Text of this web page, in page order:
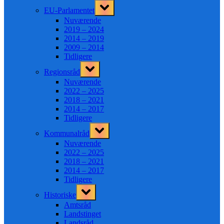
EU-Parlamentet
Toggle
sub-
menu
Nuværende
2019 – 2024
2014 – 2019
2009 – 2014
Tidligere
Regionsråd
Toggle
sub-
menu
Nuværende
2022 – 2025
2018 – 2021
2014 – 2017
Tidligere
Kommunalråd
Toggle
sub-
menu
Nuværende
2022 – 2025
2018 – 2021
2014 – 2017
Tidligere
Historiske
Toggle
sub-
menu
Amtsråd
Landstinget